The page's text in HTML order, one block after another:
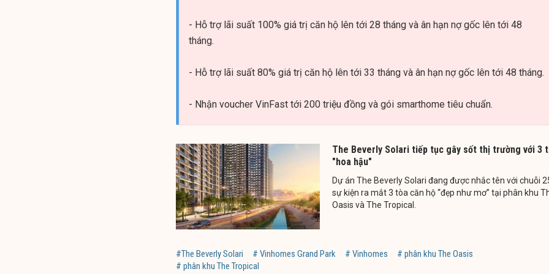
- Hỗ trợ lãi suất 100% giá trị căn hộ lên tới 28 tháng và ân hạn nợ gốc lên tới 48
tháng.
- Hỗ trợ lãi suất 80% giá trị căn hộ lên tới 33 tháng và ân hạn nợ gốc lên tới 48 tháng.
- Nhận voucher VinFast tới 200 triệu đồng và gói smarthome tiêu chuẩn.
The Beverly Solari tiếp tục gây sốt thị trường với 3
"hoa hậu"
Dự án The Beverly Solari đang được nhắc tên với chuỗi
sự kiện ra mắt 3 tòa căn hộ “đẹp như mơ” tại phân khu
Oasis và The Tropical.
#The Beverly Solari # Vinhomes Grand Park # Vinhomes
# phân khu The Oasis
# phân khu The Tropical